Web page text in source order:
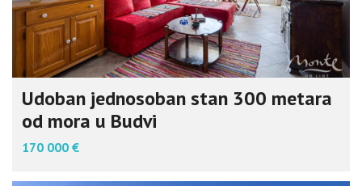
Udoban jednosoban stan 300 metara
od mora u Budvi
170 000 €